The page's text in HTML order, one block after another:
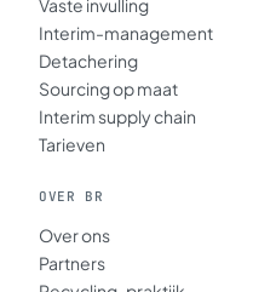
Vaste invulling
Interim-management
Detachering
Sourcing op maat
Interim supply chain
Tarieven
OVER BR
Over ons
Partners